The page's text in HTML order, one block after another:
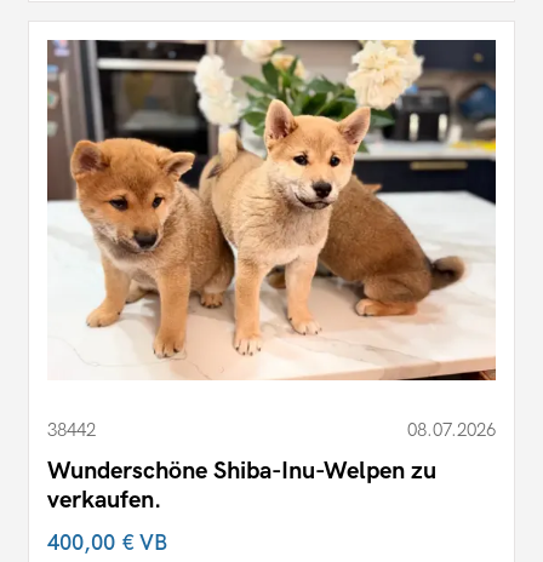
38442 08.07.2026
Wunderschöne Shiba-Inu-Welpen zu
verkaufen.
400,00 €VB